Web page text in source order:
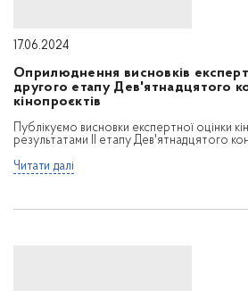
17.06.2024
Оприлюднення висновків
другого етапу Дев'ятнадцятого
кінопроєктів
Публікуємо висновки експертної оцінки
результатами ІІ етапу Дев'ятнадцятого
Читати далі